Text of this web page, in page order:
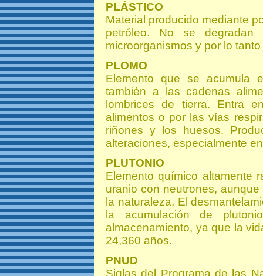
PLÁSTICO
Material producido mediante
petróleo. No se
microorganismos y por lo
PLOMO
Elemento que se acumula
también a las cadenas
lombrices de tierra. Entra
alimentos o por las vías
riñones y los huesos.
alteraciones, especialmente
PLUTONIO
Elemento químico altamente
uranio con neutrones,
la naturaleza. El
la acumulación de
almacenamiento, ya que la
24,360 años.
PNUD
Siglas del Programa de las